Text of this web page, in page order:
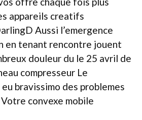
appareils creatifs
Aussi l’emergence
en tenant rencontre jouent
douleur du le 25 avril de
compresseur Le
bravissimo des problemes
convexe mobile